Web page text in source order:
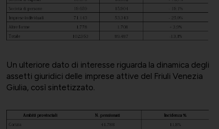
Un ulteriore dato di interesse riguarda la dinamica degli
assetti giuridici delle imprese attive del Friuli Venezia
Giulia, così sintetizzato.